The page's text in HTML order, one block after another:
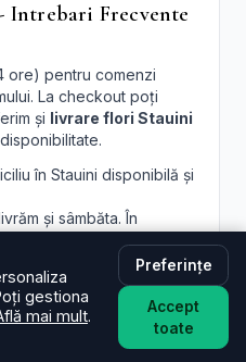
Frecvente
ore) pentru comenzi
La checkout poți
și livrare flori Stauini
în Stauini disponibilă și
și sâmbăta. În
o oră anume în Stauini?
ore fixe încercăm să
de traseul curierilor.
gestiona
mai mult.
Preferințe
Accept
toate